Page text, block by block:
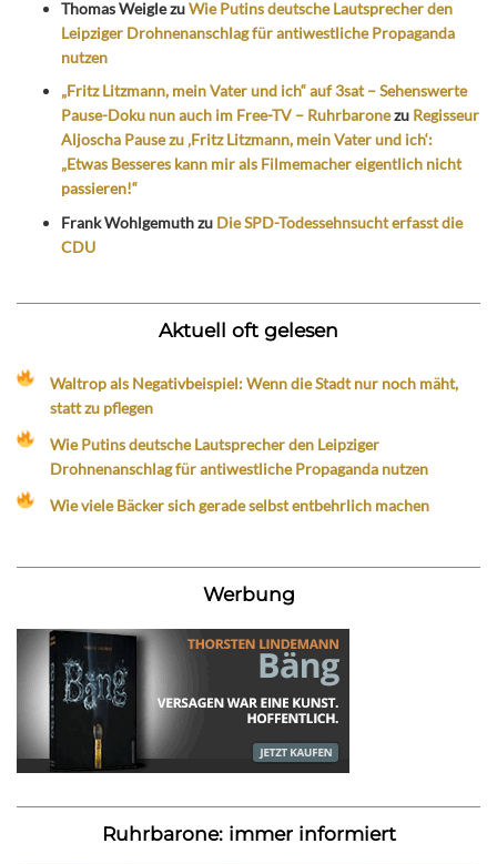
Thomas WeiglezuWie Putins deutsche Lautsprecher den
Leipziger Drohnenanschlag für antiwestliche Propaganda
nutzen
„Fritz Litzmann, mein Vater und ich“ auf 3sat – Sehenswerte
Pause-Doku nun auch im Free-TV – Ruhrbaronezu Regisseur
Aljoscha Pause zu ‚Fritz Litzmann, mein Vater und ich‘:
„Etwas Besseres kann mir als Filmemacher eigentlich nicht
passieren!“
Frank Wohlgemuthzu Die SPD-Todessehnsucht erfasst die
CDU
Aktuell oft gelesen
Waltrop als Negativbeispiel: Wenn die Stadt nur noch mäht,
statt zu pflegen
Wie Putins deutsche Lautsprecher den Leipziger
Drohnenanschlag für antiwestliche Propaganda nutzen
Wie viele Bäcker sich gerade selbst entbehrlich machen
Werbung
Ruhrbarone: immer informiert